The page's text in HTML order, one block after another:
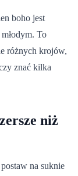
boho jest
To
różnych krojów,
znać kilka
niż
na suknie